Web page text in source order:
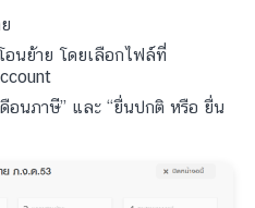
อนย้าย โดยเลือกไฟล์ที่
อนภาษี” และ “ยื่นปกติ หรือ ยื่น